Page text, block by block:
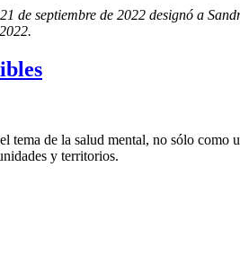
de septiembre de 2022 designó a
de la salud mental, no sólo
y territorios.